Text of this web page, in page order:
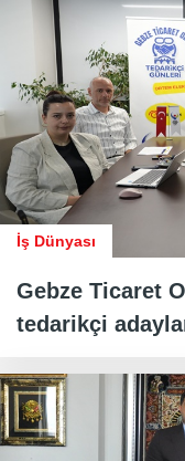
İş Dünyası
Gebze Ticaret
tedarikçi